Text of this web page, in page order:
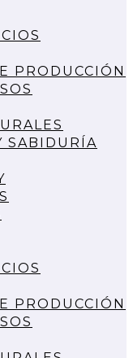
PRODUCCIÓN
SABIDURÍA
PRODUCCIÓN